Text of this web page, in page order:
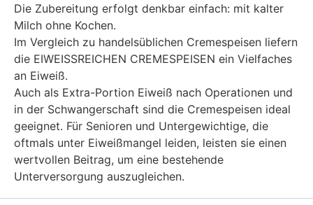
Die Zubereitung erfolgt denkbar einfach: mit kalter
Milch ohne Kochen.
Im Vergleich zu handelsüblichen Cremespeisen liefern
die EIWEISSREICHEN CREMESPEISEN ein Vielfaches
an Eiweiß.
Auch als Extra-Portion Eiweiß nach Operationen und
in der Schwangerschaft sind die Cremespeisen ideal
geeignet. Für Senioren und Untergewichtige, die
oftmals unter Eiweißmangel leiden, leisten sie einen
wertvollen Beitrag, um eine bestehende
Unterversorgung auszugleichen.